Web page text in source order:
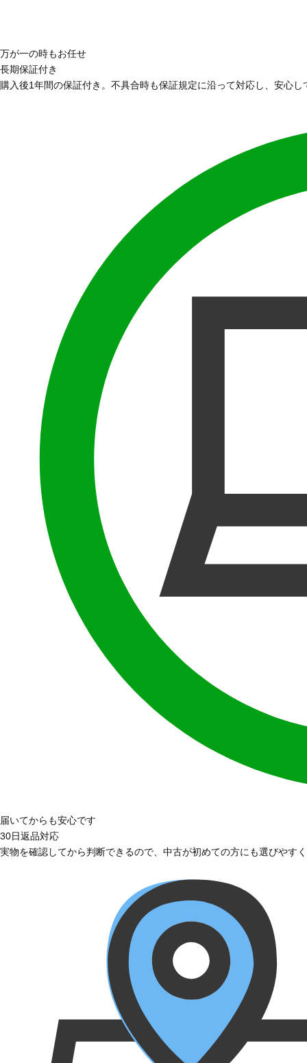
万が一の時もお任せ
長期保証付き
購入後1年間の保証付き。不具合時も保証規定に沿って対応し、安心
届いてからも安心です
30日返品対応
実物を確認してから判断できるので、中古が初めての方にも選びやす